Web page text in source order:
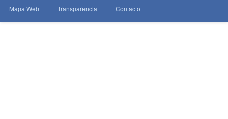
Mapa Web Transparencia Contacto